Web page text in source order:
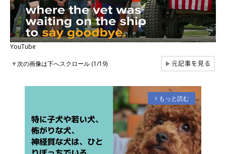
YouTube
▼次の画像は下へスクロール (1/19) ▶元記事を見る
arrow_forward_ios もっと読む